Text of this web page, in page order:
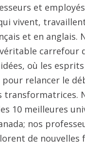
et employés
vivent,
et en anglais.
carrefour
où les
pour relancer le
transformatrices.
10 meilleures
nos
de nouvelles